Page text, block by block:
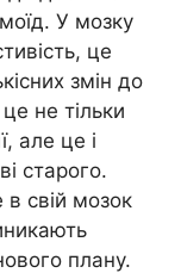
У мозку
це
змін до
не тільки
але це і
старого.
свій мозок
плану.